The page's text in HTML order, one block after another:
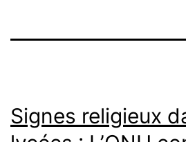
Signes religieux